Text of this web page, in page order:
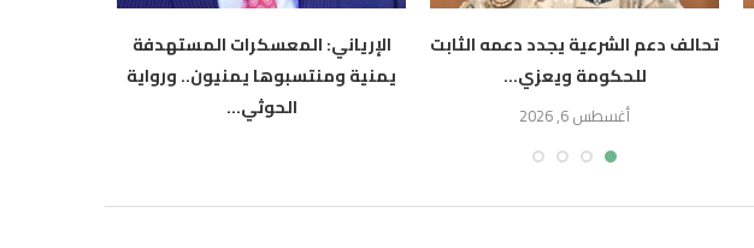
تحالف دعم الشرعية يجدد دعمه الثابت
للحكومة ويعزي...
أغسطس 6, 2026
الإرياني: المعسكرات المستهدفة
يمنية ومنتسبوها يمنيون.. ورواية
الحوثي...